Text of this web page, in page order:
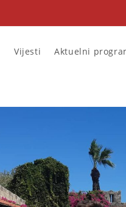
Vijesti Aktuelni